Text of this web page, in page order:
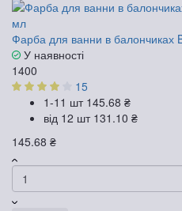
Фарба для ванни в балончиках
У наявності
1400
15
1-11 шт 145.68 ₴
від 12 шт 131.10 ₴
145.68 ₴